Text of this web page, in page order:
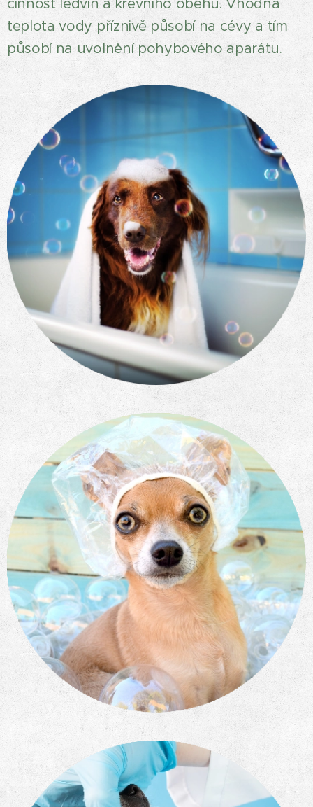
činnost ledvin a krevního oběhu. Vhodná
teplota vody příznivě působí na cévy a tím
působí na uvolnění pohybového aparátu.